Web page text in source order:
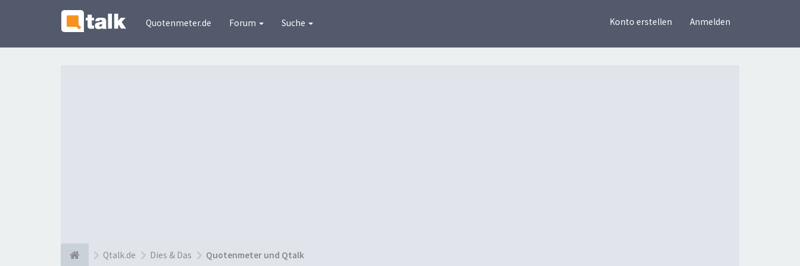
Quotenmeter.de Forum Suche Konto erstellen Anmelden
Qtalk.de Dies & Das Quotenmeter und Qtalk